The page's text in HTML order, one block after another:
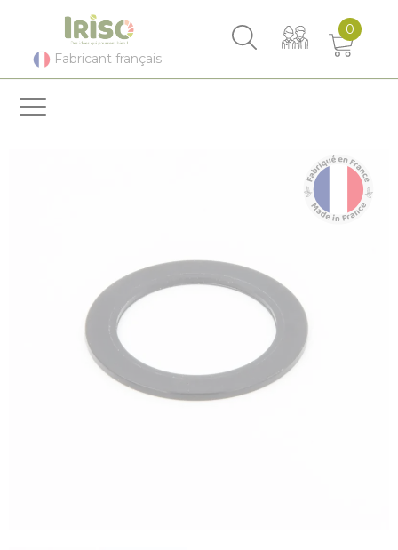
Fabricant français
0
Panneau de gestion des cookies